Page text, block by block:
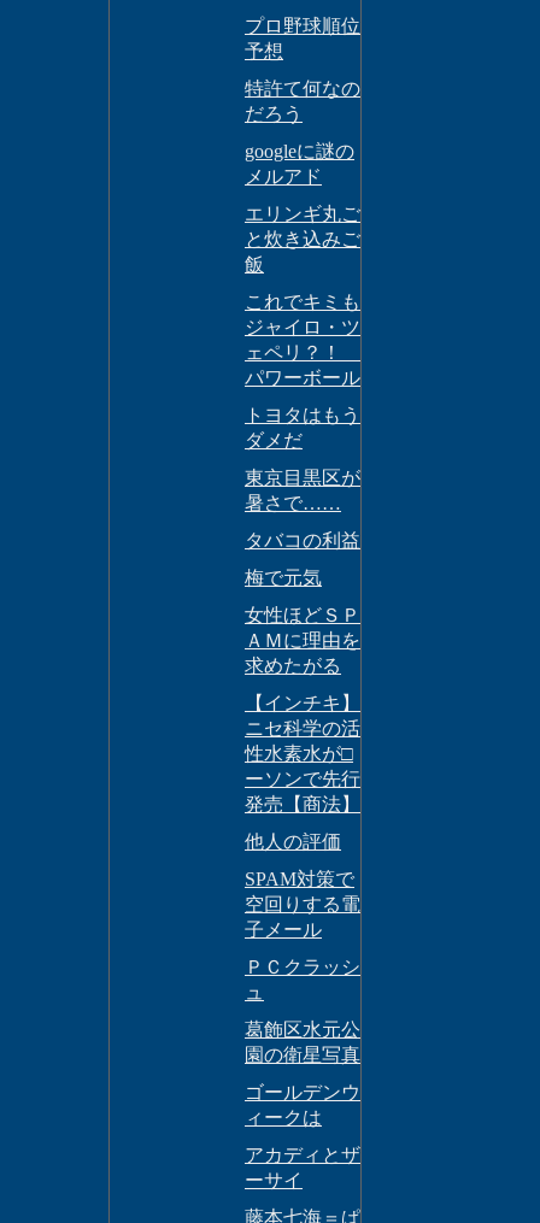
プロ野球順位
予想
特許て何なの
だろう
googleに謎の
メルアド
エリンギ丸ご
と炊き込みご
飯
これでキミも
ジャイロ・ツ
ェペリ？！
パワーボール
トヨタはもう
ダメだ
東京目黒区が
暑さで……
タバコの利益
梅で元気
女性ほどＳＰ
ＡＭに理由を
求めたがる
【インチキ】
ニセ科学の活
性水素水が□
ーソンで先行
発売【商法】
他人の評価
SPAM対策で
空回りする電
子メール
ＰＣクラッシ
ュ
葛飾区水元公
園の衛星写真
ゴールデンウ
ィークは
アカディとザ
ーサイ
藤本七海＝ぱ